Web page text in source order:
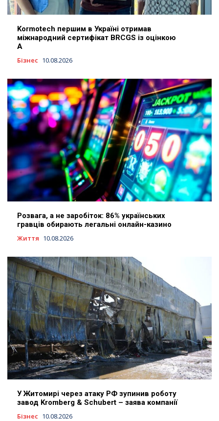
Kormotech першим в Україні отримав
міжнародний сертифікат BRCGS із оцінкою
A
Бізнес 10.08.2026
Розвага, а не заробіток: 86% українських
гравців обирають легальні онлайн-казино
Життя 10.08.2026
У Житомирі через атаку РФ зупинив роботу
завод Kromberg & Schubert – заява компанії
Бізнес 10.08.2026